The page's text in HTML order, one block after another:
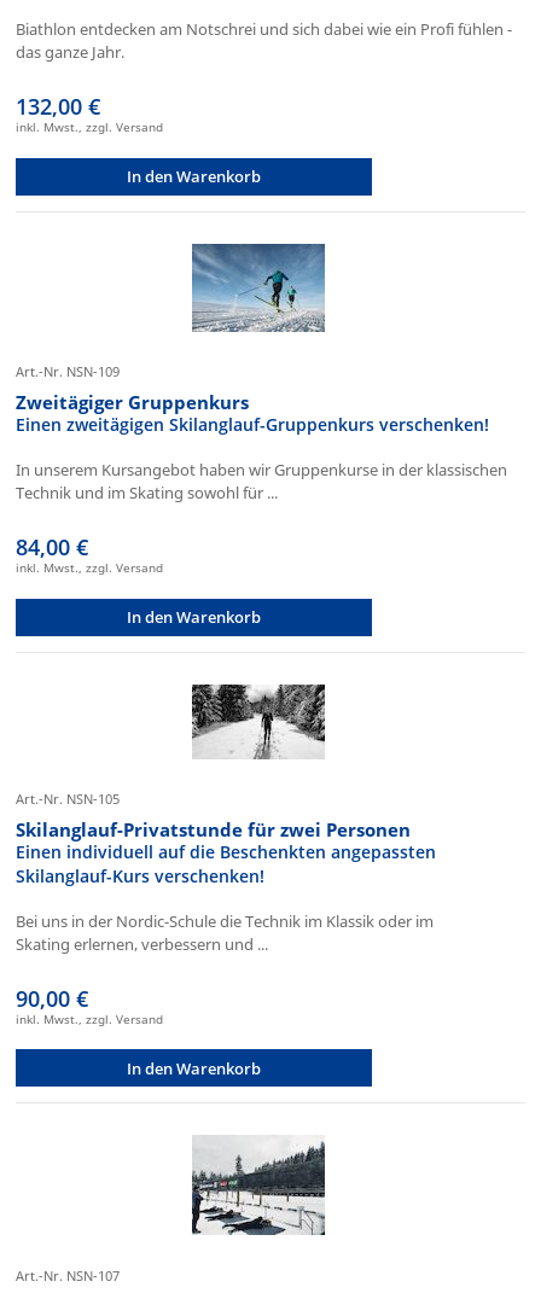
Biathlon entdecken am Notschrei und sich dabei wie ein Profi fühlen -
das ganze Jahr.
132,00 €
inkl. Mwst., zzgl. Versand
In den Warenkorb
Art.-Nr. NSN-109
Zweitägiger Gruppenkurs
Einen zweitägigen Skilanglauf-Gruppenkurs verschenken!
In unserem Kursangebot haben wir Gruppenkurse in der klassischen
Technik und im Skating sowohl für ...
84,00 €
inkl. Mwst., zzgl. Versand
In den Warenkorb
Art.-Nr. NSN-105
Skilanglauf-Privatstunde für zwei Personen
Einen individuell auf die Beschenkten angepassten
Skilanglauf-Kurs verschenken!
Bei uns in der Nordic-Schule die Technik im Klassik oder im
Skating erlernen, verbessern und ...
90,00 €
inkl. Mwst., zzgl. Versand
In den Warenkorb
Art.-Nr. NSN-107